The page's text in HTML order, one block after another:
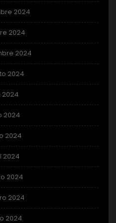
2024
2024
2024
2024
2024
2024
2024
2024
2024
2024
2024